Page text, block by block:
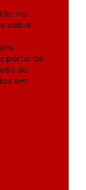
no
sobre
portal de
do
em